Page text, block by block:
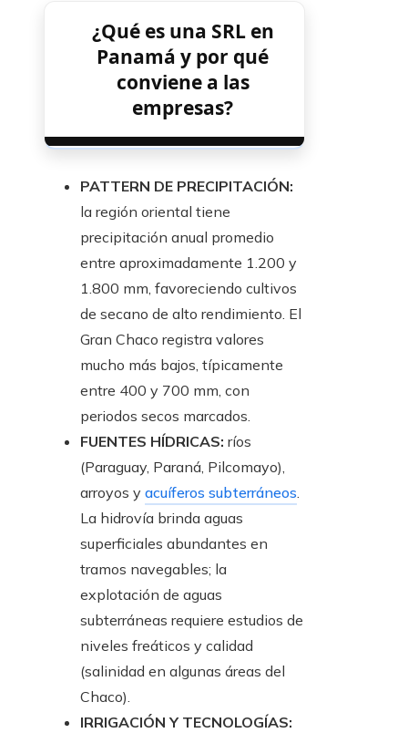
¿Qué es una SRL en
Panamá y por qué
conviene a las
empresas?
PATTERN DE PRECIPITACIÓN:
la región oriental tiene
precipitación anual promedio
entre aproximadamente 1.200 y
1.800 mm, favoreciendo cultivos
de secano de alto rendimiento. El
Gran Chaco registra valores
mucho más bajos, típicamente
entre 400 y 700 mm, con
periodos secos marcados.
FUENTES HÍDRICAS: ríos
(Paraguay, Paraná, Pilcomayo),
arroyos y acuíferos subterráneos.
La hidrovía brinda aguas
superficiales abundantes en
tramos navegables; la
explotación de aguas
subterráneas requiere estudios de
niveles freáticos y calidad
(salinidad en algunas áreas del
Chaco).
IRRIGACIÓN Y TECNOLOGÍAS: